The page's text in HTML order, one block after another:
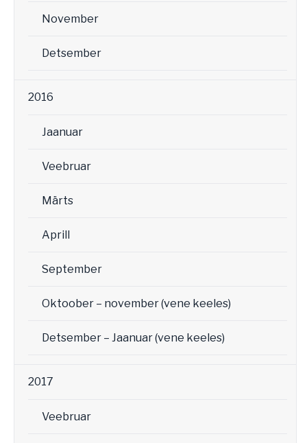
November
Detsember
2016
Jaanuar
Veebruar
Märts
Aprill
September
Oktoober – november (vene keeles)
Detsember – Jaanuar (vene keeles)
2017
Veebruar